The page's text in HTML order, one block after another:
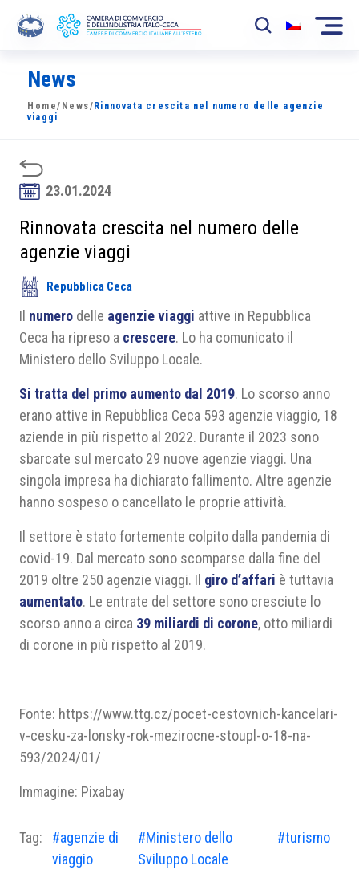
La Camera
News
Sviluppo Mercato
Soci
Partner
Progetti
Area riservata
News
Home/ News/ Rinnovata crescita nel numero delle agenzie
viaggi
23.01.2024
Rinnovata crescita nel numero delle
agenzie viaggi
Repubblica Ceca
Il numero delle agenzie viaggi attive in Repubblica
Ceca ha ripreso a crescere. Lo ha comunicato il
Ministero dello Sviluppo Locale.
Si tratta del primo aumento dal 2019. Lo scorso anno
erano attive in Repubblica Ceca 593 agenzie viaggio, 18
aziende in più rispetto al 2022. Durante il 2023 sono
sbarcate sul mercato 29 nuove agenzie viaggi. Una
singola impresa ha dichiarato fallimento. Altre agenzie
hanno sospeso o cancellato le proprie attività.
Il settore è stato fortemente colpito dalla pandemia di
covid-19. Dal mercato sono scomparse dalla fine del
2019 oltre 250 agenzie viaggi. Il giro d’affari è tuttavia
aumentato. Le entrate del settore sono cresciute lo
scorso anno a circa 39 miliardi di corone, otto miliardi
di corone in più rispetto al 2019.
Fonte: https://www.ttg.cz/pocet-cestovnich-kancelari-
v-cesku-za-lonsky-rok-mezirocne-stoupl-o-18-na-
593/2024/01/
Immagine: Pixabay
Tag:
#agenzie di
viaggio
#Ministero dello
Sviluppo Locale
#turismo